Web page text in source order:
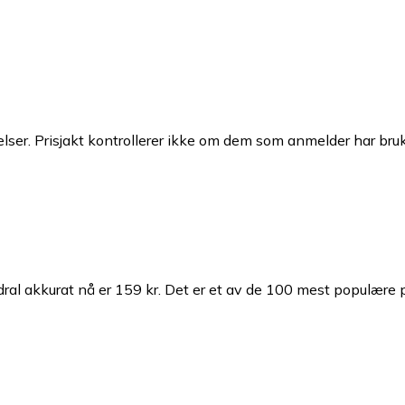
Prisjakt kontrollerer ikke om dem som anmelder har
akkurat nå er 159 kr. Det er et av de 100 mest populære